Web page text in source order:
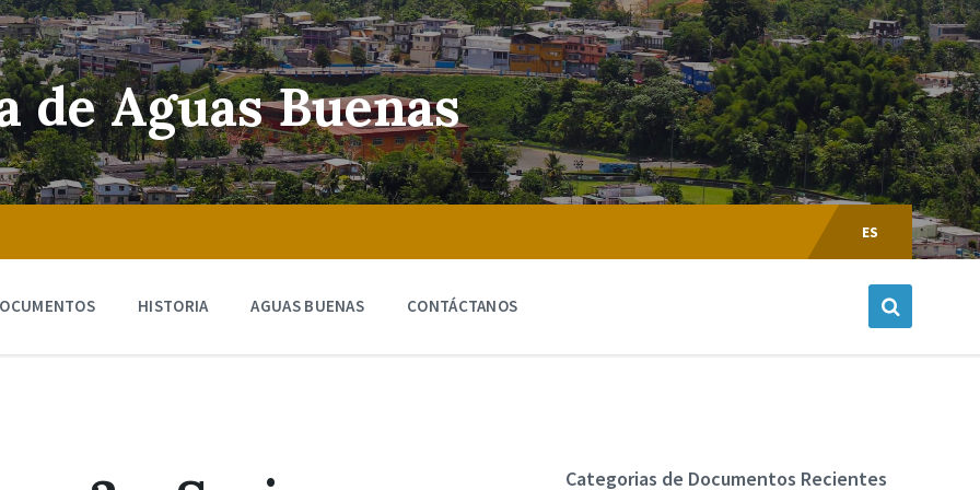
de Aguas Buenas
Escoger
Lenguaje:
ES
HISTORIA AGUAS BUENAS CONTÁCTANOS
Categorias de Documentos Recientes